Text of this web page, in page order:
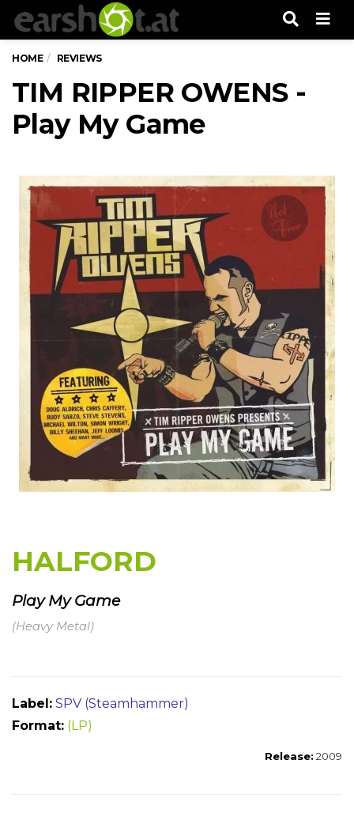
HOME REVIEWS
TIM RIPPER OWENS -
Play My Game
HALFORD
Play My Game
(Heavy Metal)
Label: SPV (Steamhammer)
Format: (LP)
Release: 2009